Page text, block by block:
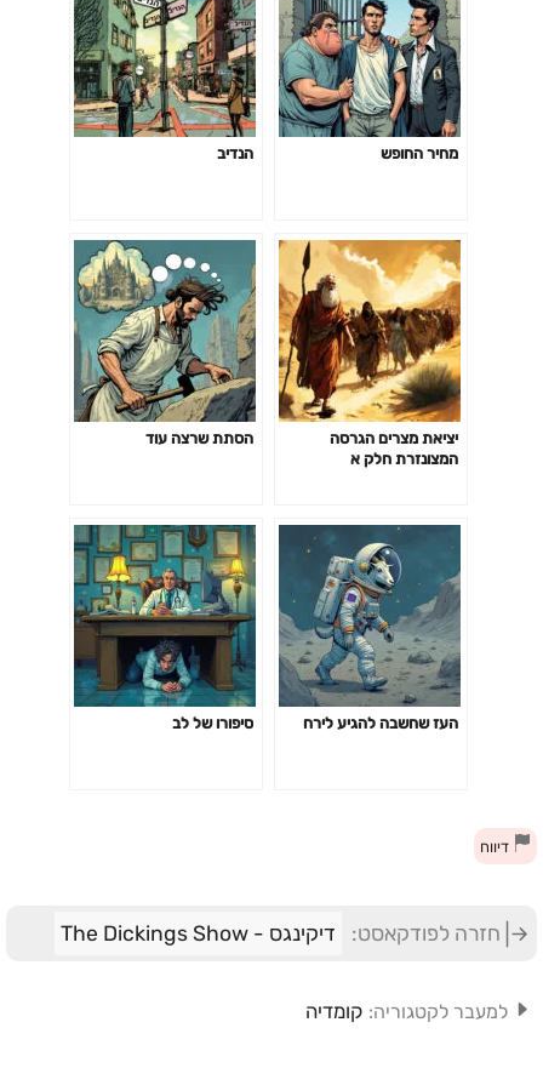
מחיר החופש הנדיב
יציאת מצרים הגרסה
המצונזרת חלק א
הסתת שרצה עוד
העז שחשבה להגיע לירח סיפורו של לב
דיווח
חזרה לפודקאסט: דיקינגס - The Dickings Show
למעבר לקטגוריה: קומדיה